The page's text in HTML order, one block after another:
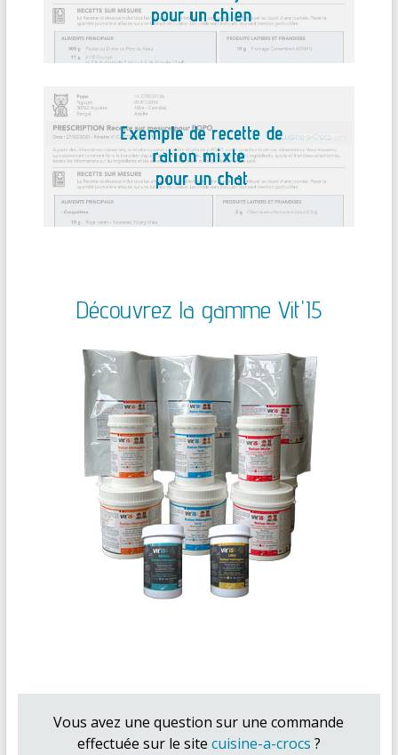
Découvrez la gamme Vit'I5
Vous avez une question sur une commande
effectuée sur le site cuisine-a-crocs ?